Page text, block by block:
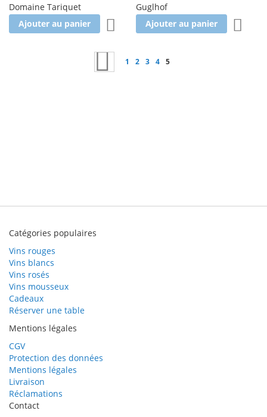
Domaine Tariquet
Ajouter au panier
Ajouter à la liste d'achats
Guglhof
Ajouter au panier
Page
Précédent
Page
1 Page
2 Page
3 Page
4 Vous lisez actuellement la
5
Catégories populaires
Vins rouges
Vins blancs
Vins rosés
Vins mousseux
Cadeaux
Réserver une table
Mentions légales
CGV
Protection des données
Mentions légales
Livraison
Réclamations
Contact